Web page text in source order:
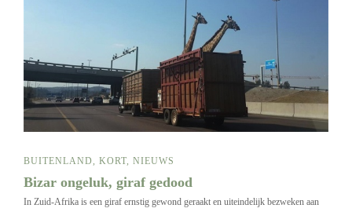
BUITENLAND, KORT, NIEUWS
Bizar ongeluk, giraf gedood
In Zuid-Afrika is een giraf ernstig gewond geraakt en uiteindelijk bezweken aan